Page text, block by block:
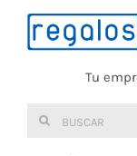
Saltar
Tu
Buscar: